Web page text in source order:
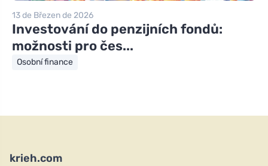
13 de Březen de 2026
Investování do penzijních fondů:
možnosti pro čes...
Osobní finance
krieh.com